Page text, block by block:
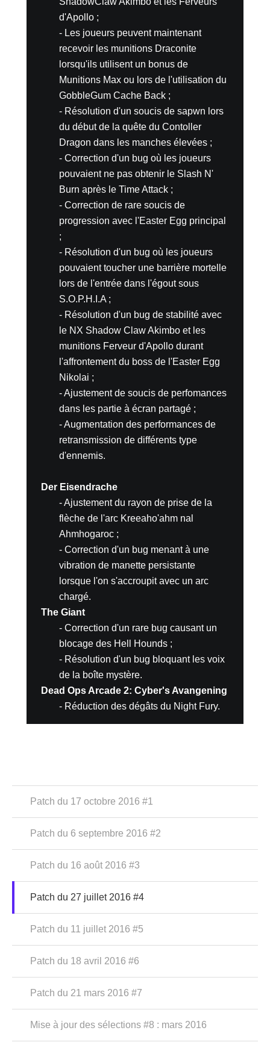
d'Apollo ;
- Les joueurs peuvent maintenant
recevoir les munitions Draconite
lorsqu'ils utilisent un bonus de
Munitions Max ou lors de l'utilisation du
GobbleGum Cache Back ;
- Résolution d'un soucis de sapwn lors
du début de la quête du Contoller
Dragon dans les manches élevées ;
- Correction d'un bug où les joueurs
pouvaient ne pas obtenir le Slash N'
Burn après le Time Attack ;
- Correction de rare soucis de
progression avec l'Easter Egg principal
;
- Résolution d'un bug où les joueurs
pouvaient toucher une barrière mortelle
lors de l'entrée dans l'égout sous
S.O.P.H.I.A ;
- Résolution d'un bug de stabilité avec
le NX Shadow Claw Akimbo et les
munitions Ferveur d'Apollo durant
l'affrontement du boss de l'Easter Egg
Nikolai ;
- Ajustement de soucis de perfomances
dans les partie à écran partagé ;
- Augmentation des performances de
retransmission de différents type
d'ennemis.
Der Eisendrache
- Ajustement du rayon de prise de la
flèche de l'arc Kreeaho'ahm nal
Ahmhogaroc ;
- Correction d'un bug menant à une
vibration de manette persistante
lorsque l'on s'accroupit avec un arc
chargé.
The Giant
- Correction d'un rare bug causant un
blocage des Hell Hounds ;
- Résolution d'un bug bloquant les voix
de la boîte mystère.
Dead Ops Arcade 2: Cyber's Avangening
- Réduction des dégâts du Night Fury.
Patch du 17 octobre 2016 #1
Patch du 6 septembre 2016 #2
Patch du 16 août 2016 #3
Patch du 27 juillet 2016 #4
Patch du 11 juillet 2016 #5
Patch du 18 avril 2016 #6
Patch du 21 mars 2016 #7
Mise à jour des sélections #8 : mars 2016